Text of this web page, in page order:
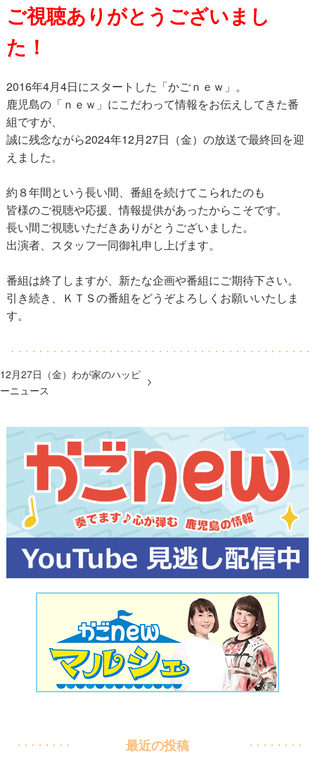
ご視聴ありがとうございまし
た！
2016年4月4日にスタートした「かごｎｅｗ」。
鹿児島の「ｎｅｗ」にこだわって情報をお伝えしてきた番
組ですが、
誠に残念ながら2024年12月27日（金）の放送で最終回を迎
えました。
約８年間という長い間、番組を続けてこられたのも
皆様のご視聴や応援、情報提供があったからこそです。
長い間ご視聴いただきありがとうございました。
出演者、スタッフ一同御礼申し上げます。
番組は終了しますが、新たな企画や番組にご期待下さい。
引き続き、ＫＴＳの番組をどうぞよろしくお願いいたしま
す。
12月27日（金）わが家のハッピ
ーニュース
最近の投稿